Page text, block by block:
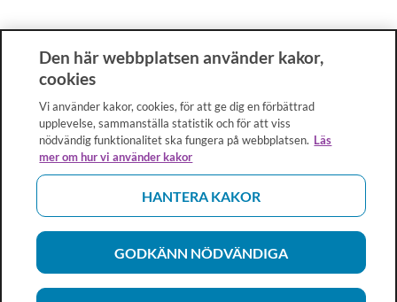
Den här webbplatsen använder kakor,
cookies
Vi använder kakor, cookies, för att ge dig en förbättrad
upplevelse, sammanställa statistik och för att viss
nödvändig funktionalitet ska fungera på webbplatsen. Läs
mer om hur vi använder kakor
HANTERA KAKOR
GODKÄNN NÖDVÄNDIGA